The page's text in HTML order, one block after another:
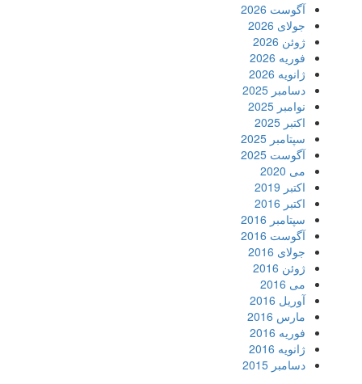
آگوست 2026
جولای 2026
ژوئن 2026
فوریه 2026
ژانویه 2026
دسامبر 2025
نوامبر 2025
اکتبر 2025
سپتامبر 2025
آگوست 2025
می 2020
اکتبر 2019
اکتبر 2016
سپتامبر 2016
آگوست 2016
جولای 2016
ژوئن 2016
می 2016
آوریل 2016
مارس 2016
فوریه 2016
ژانویه 2016
دسامبر 2015